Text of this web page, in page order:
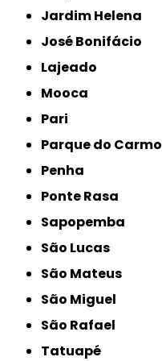
Jardim Helena
José Bonifácio
Lajeado
Mooca
Pari
Parque do Carmo
Penha
Ponte Rasa
Sapopemba
São Lucas
São Mateus
São Miguel
São Rafael
Tatuapé